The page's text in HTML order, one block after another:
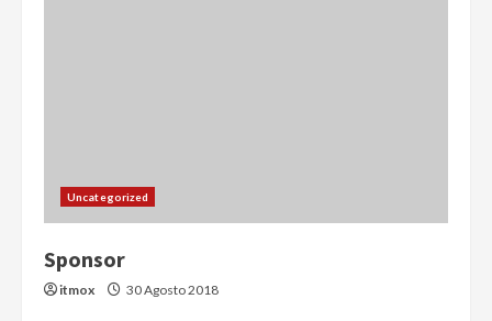
Uncategorized
Sponsor
itmox 30 Agosto 2018